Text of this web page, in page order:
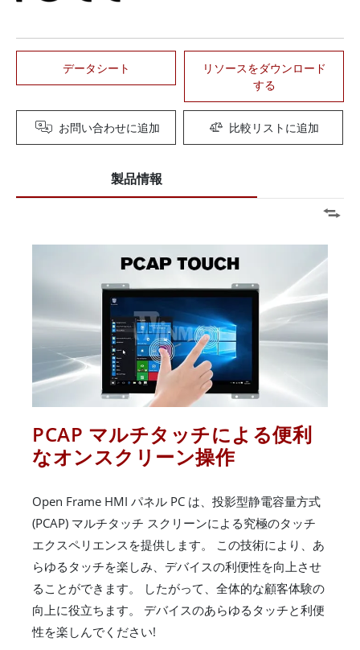
データシート
リソースをダウンロード
する
お問い合わせに追加 比較リストに追加
製品情報
PCAP マルチタッチによる便利
なオンスクリーン操作
Open Frame HMI パネル PC は、投影型静電容量方式
(PCAP) マルチタッチ スクリーンによる究極のタッチ
エクスペリエンスを提供します。 この技術により、あ
らゆるタッチを楽しみ、デバイスの利便性を向上させ
ることができます。 したがって、全体的な顧客体験の
向上に役立ちます。 デバイスのあらゆるタッチと利便
性を楽しんでください!